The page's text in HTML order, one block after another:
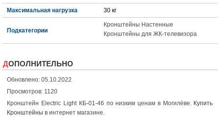
Максимальная нагрузка 30 кг
Подкатегории
Кронштейны Настенные
Кронштейны для ЖК-телевизора
ДОПОЛНИТЕЛЬНО
Обновлено: 05.10.2022
Просмотров: 1120
Кронштейн Electric Light КБ-01-46 по низким ценам в Могилёве. Купить
Кронштейны в интернет магазине.